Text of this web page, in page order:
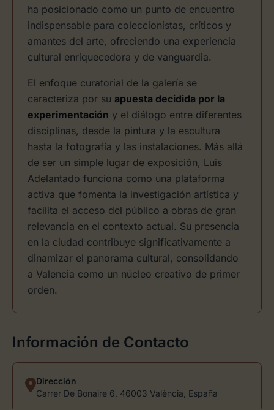
ha posicionado como un punto de encuentro
indispensable para coleccionistas, críticos y
amantes del arte, ofreciendo una experiencia
cultural enriquecedora y de vanguardia.
El enfoque curatorial de la galería se
caracteriza por su apuesta decidida por la
experimentación y el diálogo entre diferentes
disciplinas, desde la pintura y la escultura
hasta la fotografía y las instalaciones. Más allá
de ser un simple lugar de exposición, Luis
Adelantado funciona como una plataforma
activa que fomenta la investigación artística y
facilita el acceso del público a obras de gran
relevancia en el contexto actual. Su presencia
en la ciudad contribuye significativamente a
dinamizar el panorama cultural, consolidando
a Valencia como un núcleo creativo de primer
orden.
Información de Contacto
Dirección
Carrer De Bonaire 6, 46003 València, España